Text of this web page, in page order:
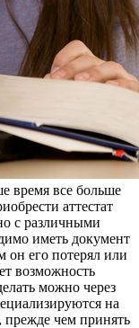
время все больше
аттестат
с различными
иметь документ
он его потерял или
возможность
можно через
на
прежде чем принять